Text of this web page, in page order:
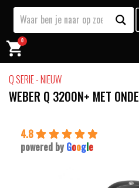
0
Q SERIE - NIEUW
WEBER Q 3200N+ MET
4.8
powered by Google